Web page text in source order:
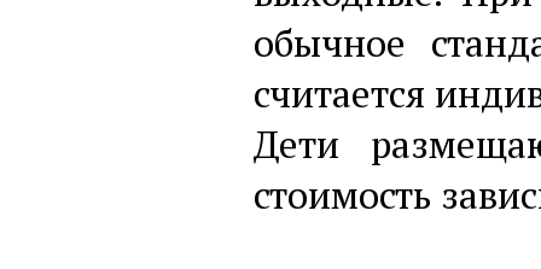
обычное
считается
Дети
стоимость